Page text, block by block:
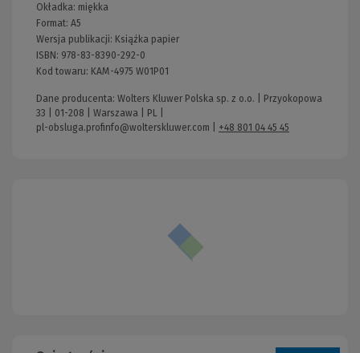
Okładka: miękka
Format: A5
Wersja publikacji: Książka papier
ISBN: 978-83-8390-292-0
Kod towaru: KAM-4975 W01P01
Dane producenta: Wolters Kluwer Polska sp. z o.o. | Przyokopowa
33 | 01-208 | Warszawa | PL |
pl-obsluga.profinfo@wolterskluwer.com
+48 801 04 45 45